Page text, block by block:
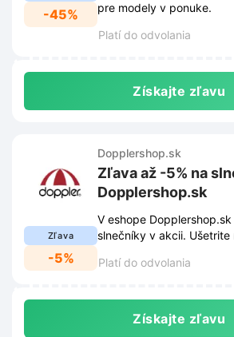
-45%
pre modely v ponuke.
Platí do odvolania
Získajte zľavu
Zľava
-5%
Dopplershop.sk
Zľava až -5% na
Dopplershop.sk
V eshope
slnečníky v akcii. Ušetrite
Platí do odvolania
Získajte zľavu